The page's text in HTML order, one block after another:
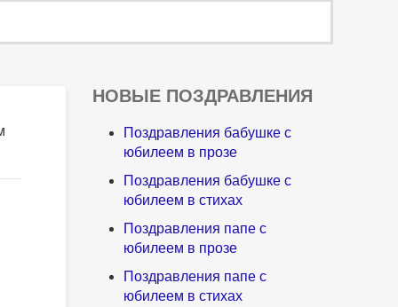
НОВЫЕ ПОЗДРАВЛЕНИЯ
Поздравления бабушке с
юбилеем в прозе
Поздравления бабушке с
юбилеем в стихах
Поздравления папе с
юбилеем в прозе
Поздравления папе с
юбилеем в стихах